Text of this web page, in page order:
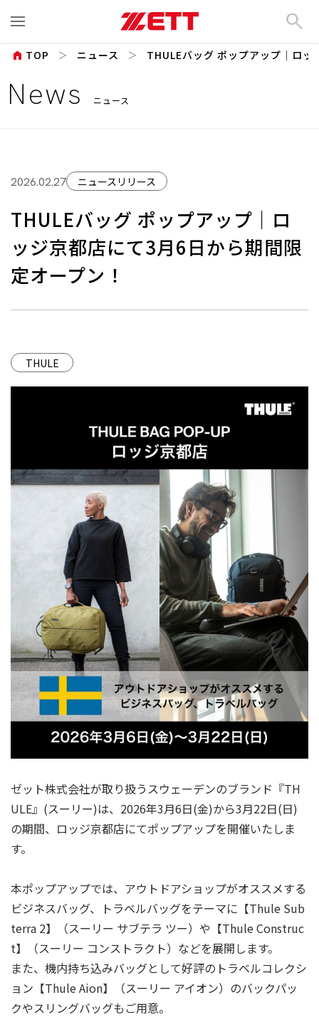
search
News ニュース
home TOP ニュース THULEバッグ ポップアップ｜ロ
2026.02.27 ニュースリリース
THULEバッグ ポップアップ｜ロ
ッジ京都店にて3月6日から期間限
定オープン！
THULE
ゼット株式会社が取り扱うスウェーデンのブランド『TH
ULE』(スーリー)は、2026年3月6日(金)から3月22日(日)
の期間、ロッジ京都店にてポップアップを開催いたしま
す。
本ポップアップでは、アウトドアショップがオススメする
ビジネスバッグ、トラベルバッグをテーマに【Thule Sub
terra 2】（スーリー サブテラ ツー）や【Thule Construc
t】（スーリー コンストラクト）などを展開します。
また、機内持ち込みバッグとして好評のトラベルコレクシ
ョン【Thule Aion】（スーリー アイオン）のバックパッ
クやスリングバッグもご用意。